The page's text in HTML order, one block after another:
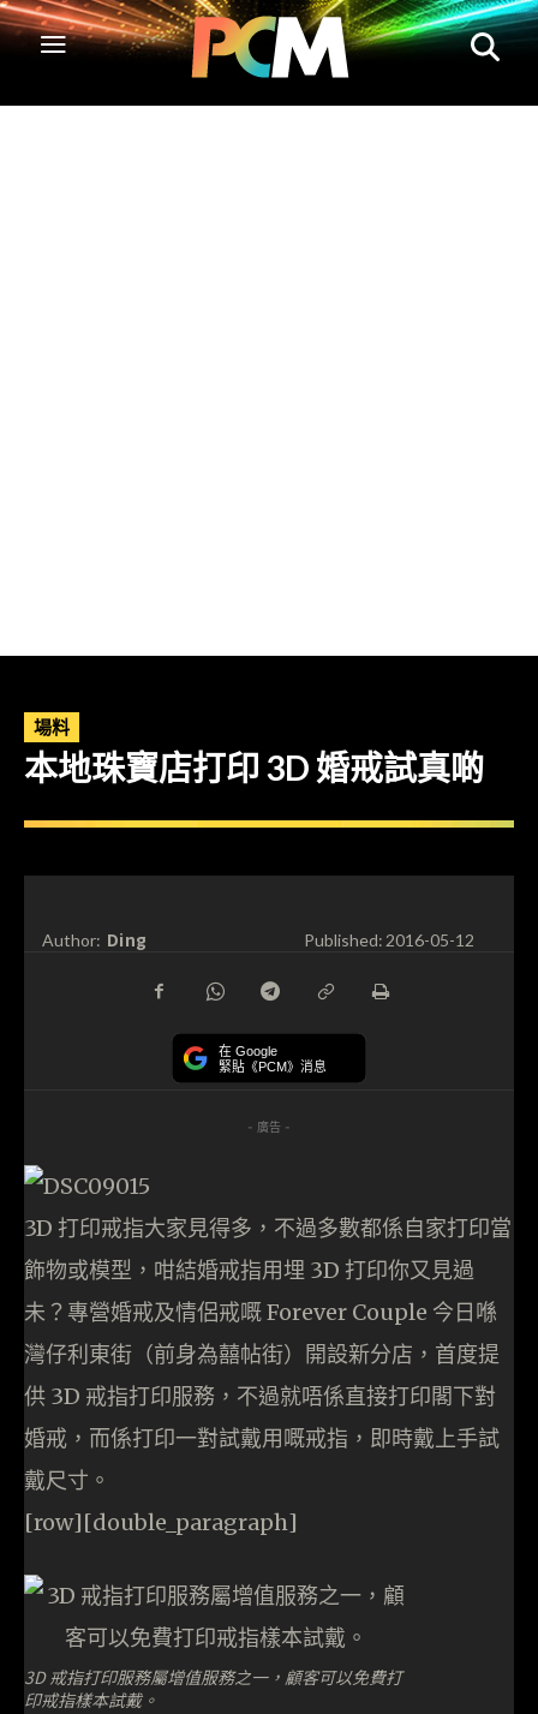
場料
本地珠寶店打印 3D 婚戒試真啲
Author: Ding Published:2016-05-12
在 Google
緊貼《PCM》消息
- 廣告 -
3D 打印戒指大家見得多，不過多數都係自家打印當
飾物或模型，咁結婚戒指用埋 3D 打印你又見過
未？專營婚戒及情侶戒嘅 Forever Couple 今日喺
灣仔利東街（前身為囍帖街）開設新分店，首度提
供 3D 戒指打印服務，不過就唔係直接打印閣下對
婚戒，而係打印一對試戴用嘅戒指，即時戴上手試
戴尺寸。
[row][double_paragraph]
3D 戒指打印服務屬增值服務之一，顧客可以免費打
印戒指樣本試戴。